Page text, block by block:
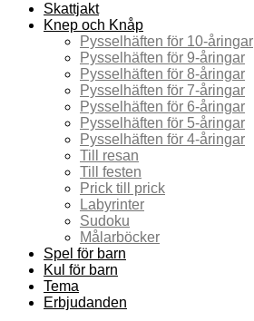
Skattjakt
Knep och Knåp
Pysselhäften för 10-åringar
Pysselhäften för 9-åringar
Pysselhäften för 8-åringar
Pysselhäften för 7-åringar
Pysselhäften för 6-åringar
Pysselhäften för 5-åringar
Pysselhäften för 4-åringar
Till resan
Till festen
Prick till prick
Labyrinter
Sudoku
Målarböcker
Spel för barn
Kul för barn
Tema
Erbjudanden